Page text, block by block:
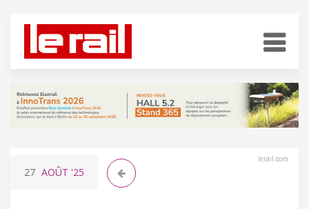
lerail.com
27 AOÛT '25